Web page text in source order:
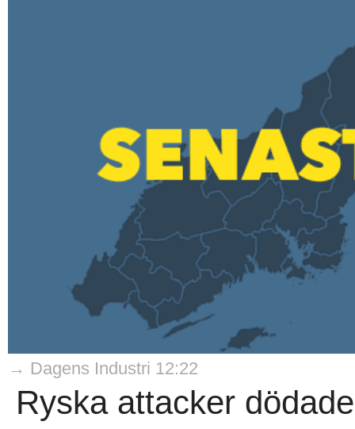
→ Dagens Industri 12:22
Ryska attacker